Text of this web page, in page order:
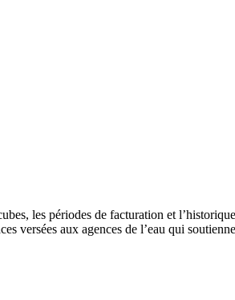
les périodes de facturation et
versées aux agences de l’eau qui